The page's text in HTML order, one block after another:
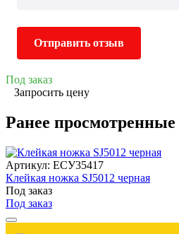
Отправить отзыв
Под заказ
Запросить цену
Ранее
Артикул: ЕСУ35417
Клейкая ножка SJ5012 черная
Под заказ
Под заказ